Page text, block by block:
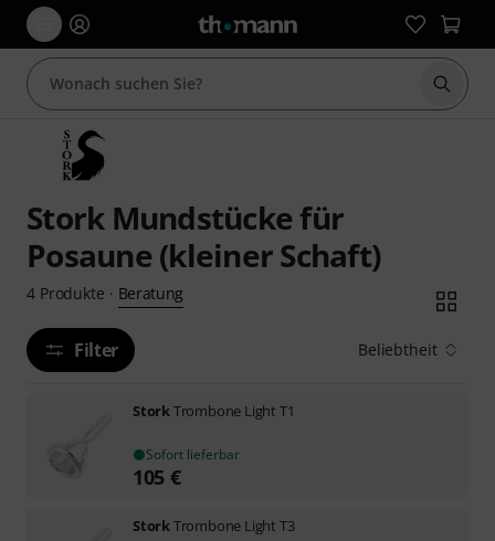
Suche
Stork Mundstücke für
Posaune (kleiner Schaft)
4 Produkte · Beratung
Filter Beliebtheit
StorkTrombone Light T1
Sofort lieferbar
105 €
StorkTrombone Light T3